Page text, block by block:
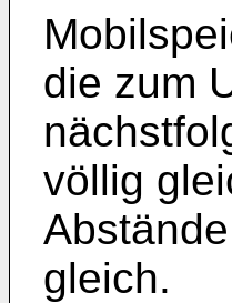
die zum
völlig
gleich.